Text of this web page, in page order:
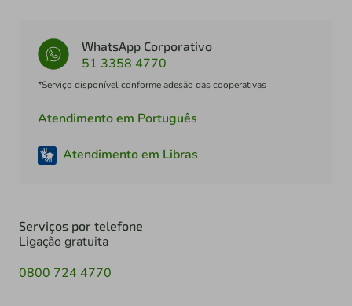
WhatsApp Corporativo
51 3358 4770
*Serviço disponível conforme adesão das cooperativas
Atendimento em Português
Atendimento em Libras
Serviços por telefone
Ligação gratuita
0800 724 4770